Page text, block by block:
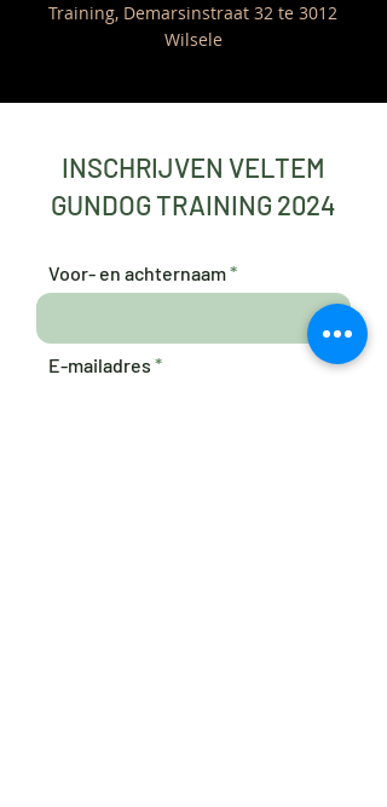
Training, Demarsinstraat 32 te 3012
Wilsele
INSCHRIJVEN VELTEM
GUNDOG TRAINING 2024
Voor- en achternaam
E-mailadres